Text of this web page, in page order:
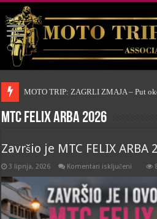
MOTO TRIP: ZAGRLI ZMAJA – Put
MTC FELIX ARBA 2026
Završio je MTC FELIX ARBA
3 lipnja, 2026 Komentari isključeni
MTC
FELIX
ARBA
2026